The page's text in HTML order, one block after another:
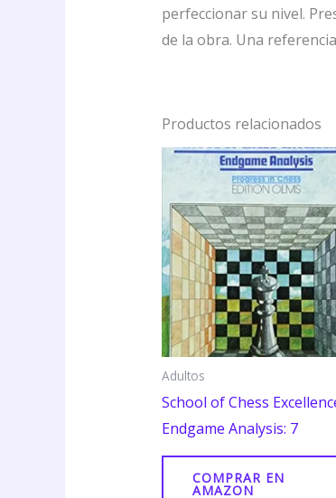
perfeccionar su nivel.
de la obra. Una
Productos relacionados
Adultos
School of Chess
Endgame Analysis: 7
COMPRAR EN
AMAZON